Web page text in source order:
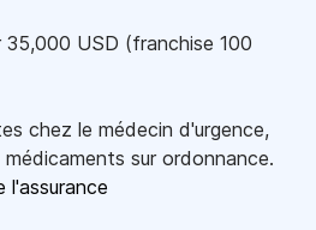
35,000 USD (franchise 100
chez le médecin d'urgence,
sur ordonnance.
l'assurance